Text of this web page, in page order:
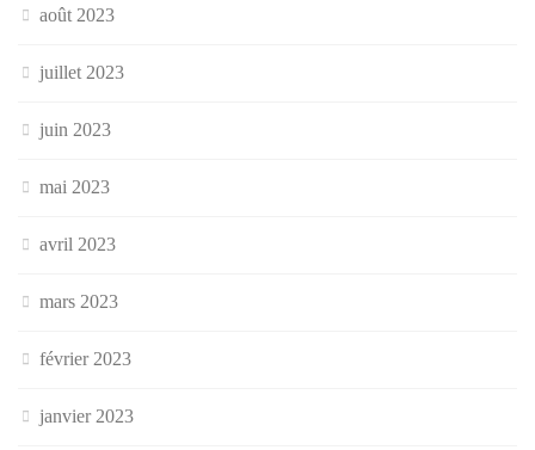
août 2023
juillet 2023
juin 2023
mai 2023
avril 2023
mars 2023
février 2023
janvier 2023